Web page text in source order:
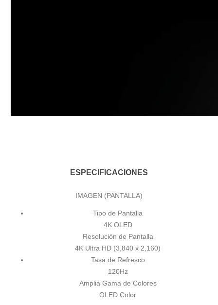
ESPECIFICACIONES
IMAGEN (PANTALLA)
Tipo de Pantalla
4K OLED
Resolución de Pantalla
4K Ultra HD (3,840 x 2,160)
Tasa de Refresco
120Hz
Amplia Gama de Colores
OLED Color